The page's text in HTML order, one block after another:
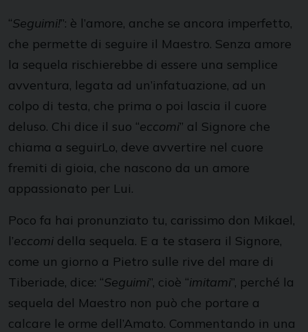
“Seguimi!”: è l’amore, anche se ancora imperfetto,
che permette di seguire il Maestro. Senza amore
la sequela rischierebbe di essere una semplice
avventura, legata ad un’infatuazione, ad un
colpo di testa, che prima o poi lascia il cuore
deluso. Chi dice il suo “eccomi” al Signore che
chiama a seguirLo, deve avvertire nel cuore
fremiti di gioia, che nascono da un amore
appassionato per Lui.
Poco fa hai pronunziato tu, carissimo don Mikael,
l’eccomi della sequela. E a te stasera il Signore,
come un giorno a Pietro sulle rive del mare di
Tiberiade, dice: “Seguimi”, cioè “imitami”, perché la
sequela del Maestro non può che portare a
calcare le orme dell’Amato. Commentando in una